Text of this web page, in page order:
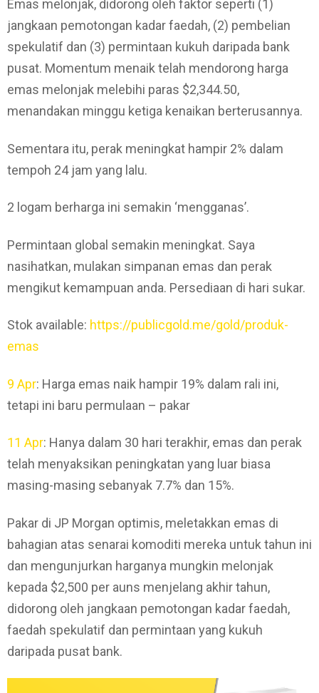
Emas melonjak, didorong oleh faktor seperti (1)
jangkaan pemotongan kadar faedah, (2) pembelian
spekulatif dan (3) permintaan kukuh daripada bank
pusat. Momentum menaik telah mendorong harga
emas melonjak melebihi paras $2,344.50,
menandakan minggu ketiga kenaikan berterusannya.
Sementara itu, perak meningkat hampir 2% dalam
tempoh 24 jam yang lalu.
2 logam berharga ini semakin ‘mengganas’.
Permintaan global semakin meningkat. Saya
nasihatkan, mulakan simpanan emas dan perak
mengikut kemampuan anda. Persediaan di hari sukar.
Stok available: https://publicgold.me/gold/produk-
emas
9 Apr: Harga emas naik hampir 19% dalam rali ini,
tetapi ini baru permulaan – pakar
11 Apr: Hanya dalam 30 hari terakhir, emas dan perak
telah menyaksikan peningkatan yang luar biasa
masing-masing sebanyak 7.7% dan 15%.
Pakar di JP Morgan optimis, meletakkan emas di
bahagian atas senarai komoditi mereka untuk tahun ini
dan mengunjurkan harganya mungkin melonjak
kepada $2,500 per auns menjelang akhir tahun,
didorong oleh jangkaan pemotongan kadar faedah,
faedah spekulatif dan permintaan yang kukuh
daripada pusat bank.